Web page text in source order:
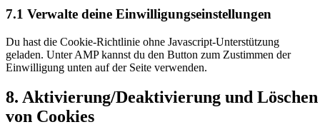
7.1 Verwalte deine Einwilligungseinstellungen
Du hast die Cookie-Richtlinie ohne Javascript-Unterstützung
geladen. Unter AMP kannst du den Button zum Zustimmen der
Einwilligung unten auf der Seite verwenden.
8. Aktivierung/Deaktivierung und Löschen
von Cookies